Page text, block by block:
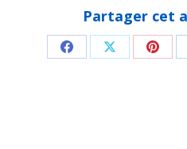
Partager cet
PartagerPartager